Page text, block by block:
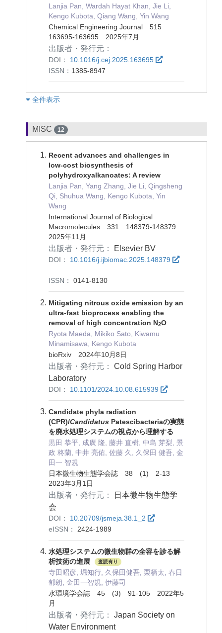
Lanjia Pan, Wardah Hayat Khan, Jie Li,
Kengo Kubota, Qiang Wang, Yin Wang
Chemical Engineering Journal 515
163695-163695 2025年7月
出版者・発行元：
DOI：
10.1016/j.cej.2025.163695
ISSN： 1385-8947
︎全件表示
MISC 12
Recent advances and challenges in
low-cost biosynthesis of
polyhydroxyalkanoates: A review
Lanjia Pan, Yang Zhang, Jie Li, Qingsheng
Qi, Shuhua Wang, Kengo Kubota, Yin
Wang
International Journal of Biological
Macromolecules 331 148379-148379
2025年11月
出版者・発行元： Elsevier BV
DOI： 10.1016/j.ijbiomac.2025.148379
ISSN： 0141-8130
Mitigating nitrous oxide emission by an
ultra-fast bioprocess enabling the
removal of high concentration N2O
Ryota Maeda, Mikiko Sato, Kiwamu
Minamisawa, Kengo Kubota
bioRxiv 2024年10月8日
出版者・発行元：
Cold Spring Harbor
Laboratory
DOI： 10.1101/2024.10.08.615939
Candidate phyla radiation
(CPR)/CandidatusPatescibacteriaの実態
を廃水処理システムの視点から理解する
黒田 恭平, 成廣 隆, 藤井 直樹, 中島 芽梨, 景
政 柊蘭, 中井 亮佑, 佐藤 久, 久保田 健吾, 金
田一 智規
日本微生物生態学会誌 38 (1) 2-13
2023年3月1日
出版者・発行元：
日本微生物生態学
会
DOI：
10.20709/jsmeja.38.1_2
eISSN：
2424-1989
水処理システムの微生物群の全容を診る解
析技術の進展
査読有り
寺田昭彦, 堀知行, 久保田健吾, 栗栖太, 春日
郁朗, 金田一智規, 伊藤司
水環境学会誌 45 (3) 91-105 2022年5
月
出版者・発行元：
Japan Society on
Water Environment